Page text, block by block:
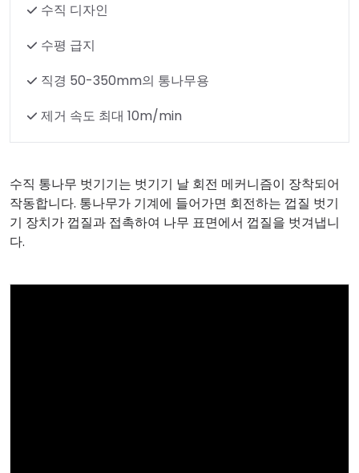
수직 디자인
수평 급지
직경 50-350mm의 통나무용
제거 속도 최대 10m/min
수직 통나무 벗기기는 벗기기 날 회전 메커니즘이 장착되어
작동합니다. 통나무가 기계에 들어가면 회전하는 껍질 벗기
기 장치가 껍질과 접촉하여 나무 표면에서 껍질을 벗겨냅니
다.